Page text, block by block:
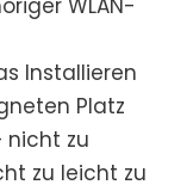
WLAN-
Installieren
Platz
nicht zu
zu leicht zu